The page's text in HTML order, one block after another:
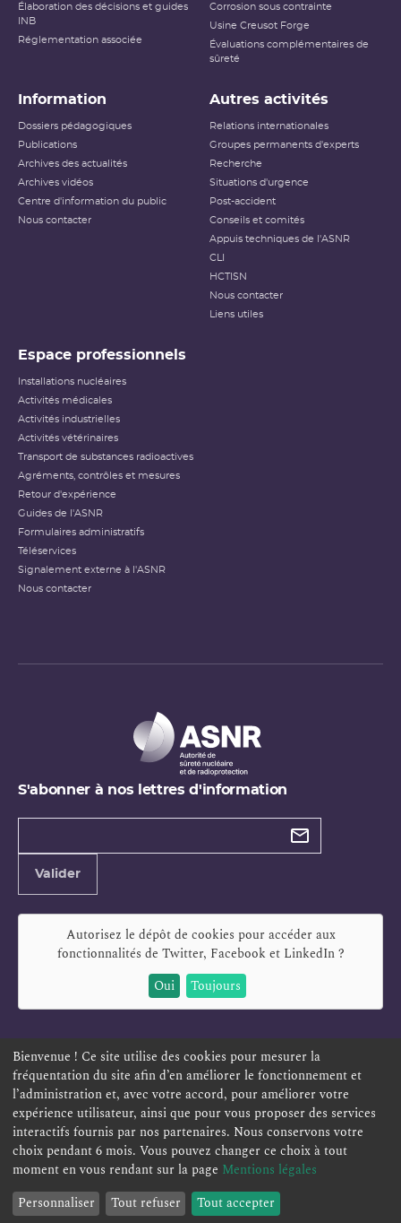
Élaboration des décisions et guides
INB
Réglementation associée
Corrosion sous contrainte
Usine Creusot Forge
Évaluations complémentaires de
sûreté
Information
Dossiers pédagogiques
Publications
Archives des actualités
Archives vidéos
Centre d'information du public
Nous contacter
Autres activités
Relations internationales
Groupes permanents d'experts
Recherche
Situations d'urgence
Post-accident
Conseils et comités
Appuis techniques de l'ASNR
CLI
HCTISN
Nous contacter
Liens utiles
Espace professionnels
Installations nucléaires
Activités médicales
Activités industrielles
Activités vétérinaires
Transport de substances radioactives
Agréments, contrôles et mesures
Retour d'expérience
Guides de l'ASNR
Formulaires administratifs
Téléservices
Signalement externe à l'ASNR
Nous contacter
S'abonner à nos lettres d'information
Types de
Valider
Autorisez le dépôt de cookies pour accéder aux
fonctionnalités de Twitter, Facebook et LinkedIn?
Oui
Toujours
ESPACE PERSONNEL OFFRES D'EMPLOI SIGNALEMENT
TÉLÉSERVICES PLAN DU SITE
ACCESSIBILITÉ POLITIQUE DE CONFIDENTIALITÉ
MENTIONS LÉGALES CONTACT
Bienvenue ! Ce site utilise des cookies pour mesurer la
fréquentation du site afin d’en améliorer le fonctionnement et
l’administration et, avec votre accord, pour améliorer votre
expérience utilisateur, ainsi que pour vous proposer des services
interactifs fournis par nos partenaires. Nous conservons votre
choix pendant 6 mois. Vous pouvez changer ce choix à tout
moment en vous rendant sur la page Mentions légales
Personnaliser
Tout refuser Tout accepter